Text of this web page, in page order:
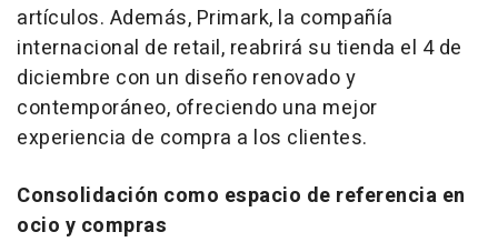
artículos. Además, Primark, la compañía
internacional de retail, reabrirá su tienda el 4 de
diciembre con un diseño renovado y
contemporáneo, ofreciendo una mejor
experiencia de compra a los clientes.
Consolidación como espacio de referencia en
ocio y compras